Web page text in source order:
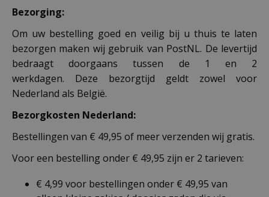
Bezorging:
Om uw bestelling goed en veilig bij u thuis te laten
bezorgen maken wij gebruik van PostNL. De levertijd
bedraagt doorgaans tussen de 1 en 2
werkdagen. Deze bezorgtijd geldt zowel voor
Nederland als België.
Bezorgkosten Nederland:
Bestellingen van € 49,95 of meer verzenden wij gratis.
Voor een bestelling onder € 49,95 zijn er 2 tarieven:
€ 4,99 voor bestellingen onder € 49,95 van